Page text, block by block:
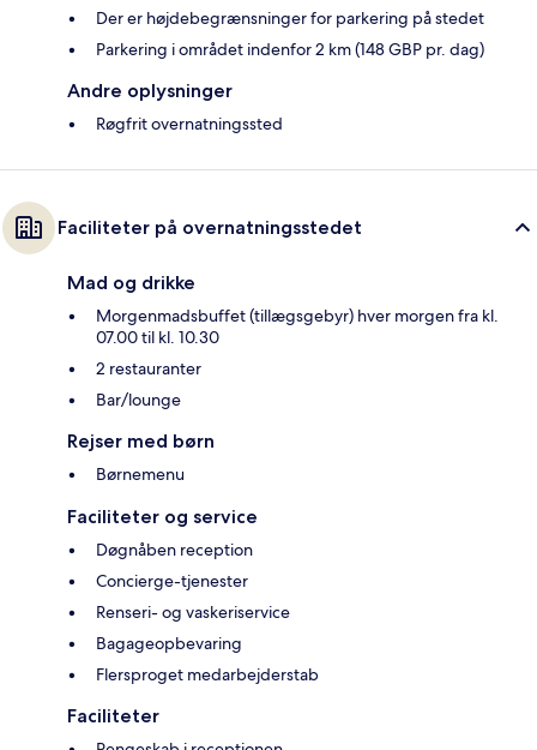
Der er højdebegrænsninger for parkering på stedet
Parkering i området indenfor 2 km (148 GBP pr. dag)
Andre oplysninger
Røgfrit overnatningssted
Faciliteter på overnatningsstedet
Mad og drikke
Morgenmadsbuffet (tillægsgebyr) hver morgen fra kl.
07.00 til kl. 10.30
2 restauranter
Bar/lounge
Rejser med børn
Børnemenu
Faciliteter og service
Døgnåben reception
Concierge-tjenester
Renseri- og vaskeriservice
Bagageopbevaring
Flersproget medarbejderstab
Faciliteter